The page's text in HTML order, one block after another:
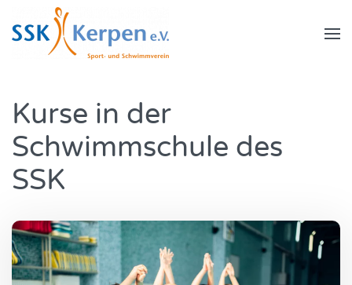
Zum Hauptinhalt springen
Kurse in der
Schwimmschule des
SSK